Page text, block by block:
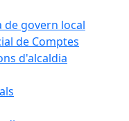
de govern local
de Comptes
d'alcaldia